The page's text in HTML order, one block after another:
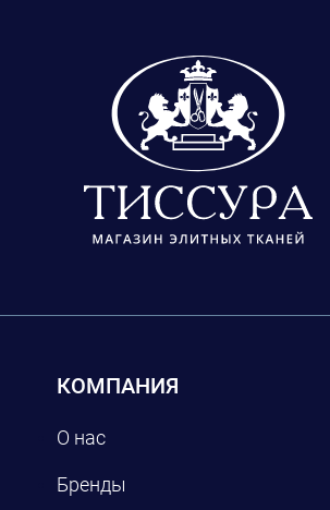
КОМПАНИЯ
О нас
Бренды